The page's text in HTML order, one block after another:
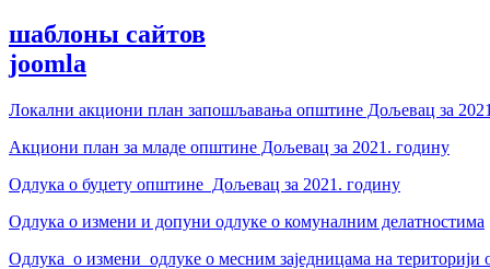
шаблоны сайтов
joomla
Локални акциони план запошљавања општине Дољевац за
Акциони план за младе општине Дољевац за 2021. годину
Одлука о буџету општине Дољевац за 2021. годину
Одлука о измени и допуни одлуке о комуналним делатностима
Одлука о измени одлуке о месним заједницама на